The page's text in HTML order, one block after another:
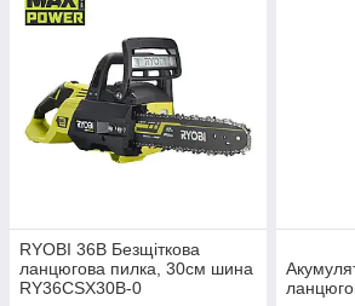
RYOBI 36В Безщіткова
ланцюгова пилка, 30см шина
RY36CSX30B-0